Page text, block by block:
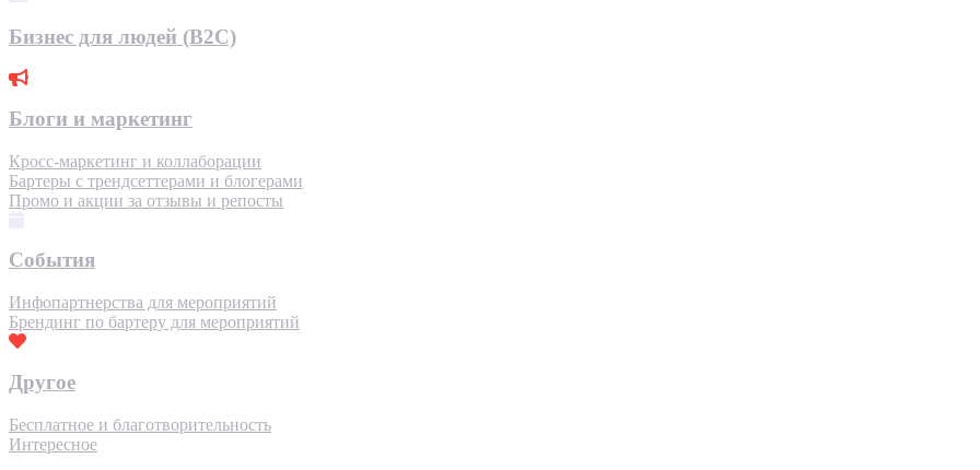
Бизнес для людей (B2C)
Блоги и маркетинг
Кросс-маркетинг и коллаборации
Бартеры с трендсеттерами и блогерами
Промо и акции за отзывы и репосты
События
Инфопартнерства для мероприятий
Брендинг по бартеру для мероприятий
Другое
Бесплатное и благотворительность
Интересное